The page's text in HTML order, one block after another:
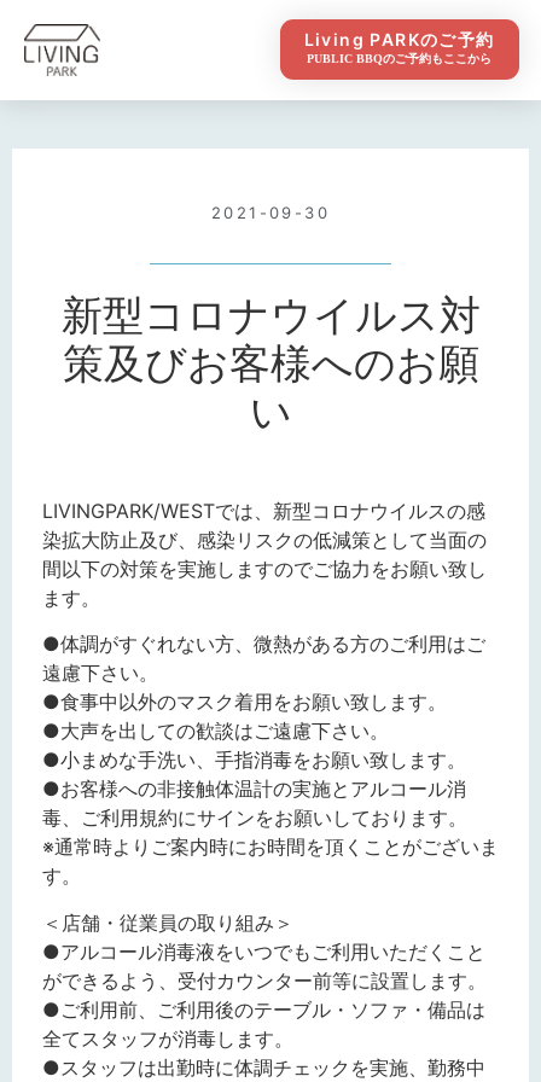
Living PARKのご予約
PUBLIC BBQのご予約もここから
2021-09-30
新型コロナウイルス対
策及びお客様へのお願
い
LIVINGPARK/WESTでは、新型コロナウイルスの感
染拡大防止及び、感染リスクの低減策として当面の
間以下の対策を実施しますのでご協力をお願い致し
ます。
●体調がすぐれない方、微熱がある方のご利用はご
遠慮下さい。
●食事中以外のマスク着用をお願い致します。
●大声を出しての歓談はご遠慮下さい。
●小まめな手洗い、手指消毒をお願い致します。
●お客様への非接触体温計の実施とアルコール消
毒、ご利用規約にサインをお願いしております。
※通常時よりご案内時にお時間を頂くことがございま
す。
＜店舗・従業員の取り組み＞
●アルコール消毒液をいつでもご利用いただくこと
ができるよう、受付カウンター前等に設置します。
●ご利用前、ご利用後のテーブル・ソファ・備品は
全てスタッフが消毒します。
●スタッフは出勤時に体調チェックを実施、勤務中